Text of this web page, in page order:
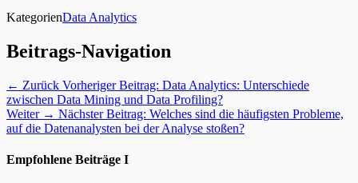
KategorienData Analytics
Beitrags-Navigation
← Zurück Vorheriger Beitrag: Data Analytics: Unterschiede
zwischen Data Mining und Data Profiling?
Weiter → Nächster Beitrag: Welches sind die häufigsten Probleme,
auf die Datenanalysten bei der Analyse stoßen?
Empfohlene Beiträge I